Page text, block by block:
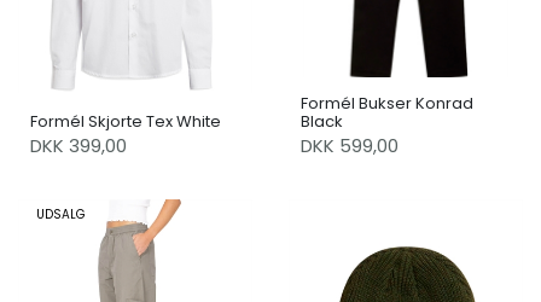
Formél Skjorte Tex White
DKK 399,00
Formél Bukser Konrad
Black
DKK 599,00
UDSALG